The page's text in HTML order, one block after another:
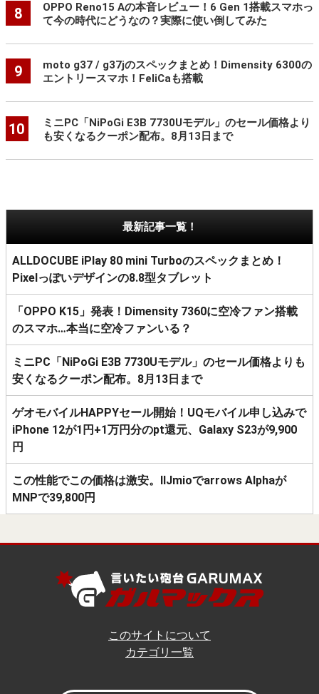
8
OPPO Reno15 Aの本音レビュー！6 Gen 1搭載スマホっ
て今の時代にどうなの？実際に使い倒してみた
9
moto g37 / g37jのスペックまとめ！Dimensity 6300の
エントリースマホ！FeliCaも搭載
10
ミニPC「NiPoGi E3B 7730Uモデル」のセール価格より
も安くなるクーポン配布。8月13日まで
最新記事一覧！
ALLDOCUBE iPlay 80 mini Turboのスペックまとめ！
Pixelっぽいデザインの8.8型タブレット
「OPPO K15」発表！Dimensity 7360に空冷ファン搭載
のスマホ…本当に空冷ファンいる？
ミニPC「NiPoGi E3B 7730Uモデル」のセール価格よりも
安くなるクーポン配布。8月13日まで
ゲオモバイルHAPPYセール開始！UQモバイル申し込みで
iPhone 12が1円+1万円分のpt還元、Galaxy S23が9,900
円
この性能でこの価格は激安。IIJmioでarrows Alphaが
MNPで39,800円
このサイトについて
カテゴリ一覧